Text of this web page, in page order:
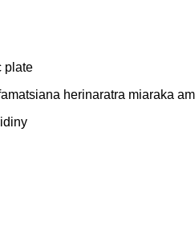
plate
herinaratra miaraka